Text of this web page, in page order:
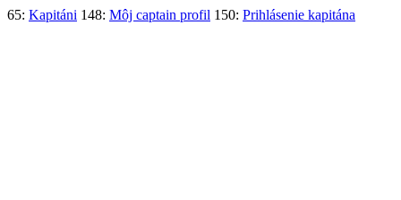
65: Kapitáni 148: Môj captain profil 150: Prihlásenie kapitána